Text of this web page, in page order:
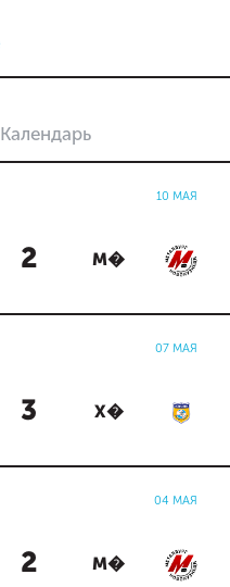
Календарь
10 МАЯ
2 М�
07 МАЯ
3 Х�
04 МАЯ
2 М�